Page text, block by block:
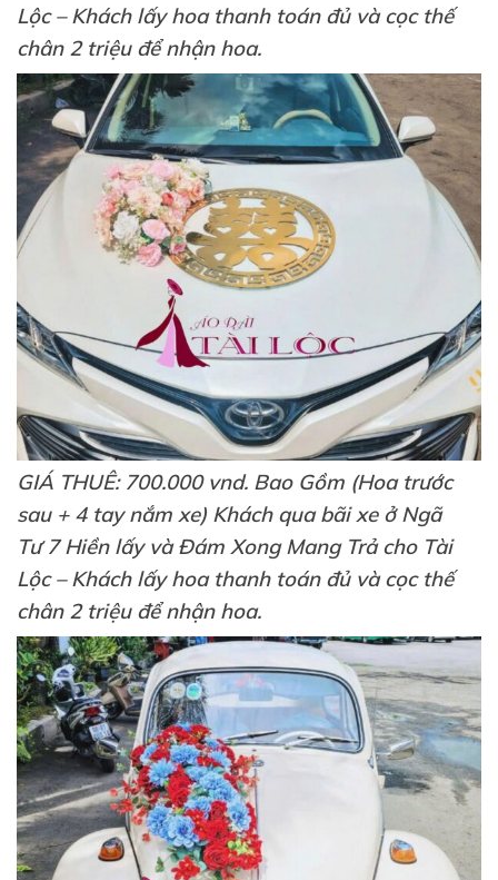
Lộc – Khách lấy hoa thanh toán đủ và cọc thế
chân 2 triệu để nhận hoa.
GIÁ THUÊ: 700.000 vnd. Bao Gồm (Hoa trước
sau + 4 tay nắm xe) Khách qua bãi xe ở Ngã
Tư 7 Hiền lấy và Đám Xong Mang Trả cho Tài
Lộc – Khách lấy hoa thanh toán đủ và cọc thế
chân 2 triệu để nhận hoa.